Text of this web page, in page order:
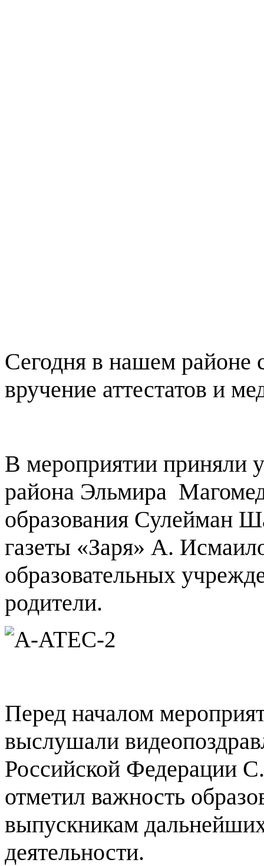
Сегодня в нашем районе
вручение аттестатов и
В мероприятии приняли
района Эльмира
образования Сулейман
газеты «Заря» А.
образовательных
родители.
Перед началом
выслушали
Российской Федерации
отметил важность
выпускникам
деятельности.